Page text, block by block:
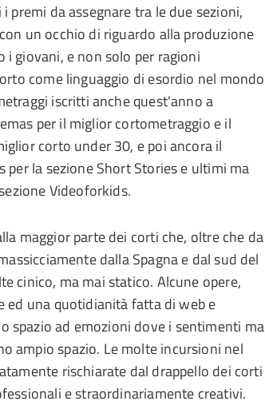
premi da assegnare tra le due sezioni,
un occhio di riguardo alla produzione
i giovani, e non solo per ragioni
come linguaggio di esordio nel mondo
iscritti anche quest'anno a
per il miglior cortometraggio e il
corto under 30, e poi ancora il
per la sezione Short Stories e ultimi ma
Videoforkids.
maggior parte dei corti che, oltre che da
dalla Spagna e dal sud del
cinico, ma mai statico. Alcune opere,
ed una quotidianità fatta di web e
spazio ad emozioni dove i sentimenti ma
ampio spazio. Le molte incursioni nel
rischiarate dal drappello dei corti
e straordinariamente creativi.